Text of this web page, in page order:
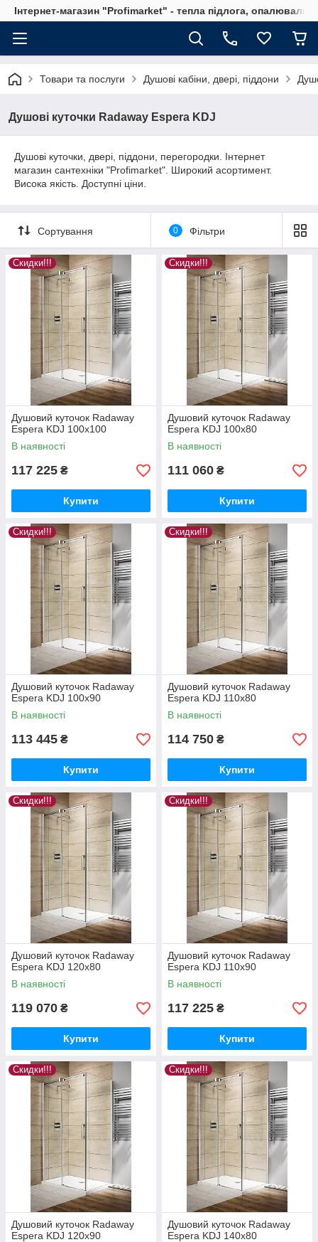
Інтернет-магазин "Profimarket" - тепла підлога,
Товари та послуги Душові кабіни, двері, піддони
Душові куточки Radaway Espera KDJ
Душові куточки, двері, піддони, перегородки. Інтернет
магазин сантехніки "Profimarket". Широкий асортимент.
Висока якість. Доступні ціни.
Сортування 0 Фільтри
Скидки!!!
Душовий куточок Radaway
Espera KDJ 100x100
В наявності
117 225 ₴
Купити
Скидки!!!
Душовий куточок Radaway
Espera KDJ 100x80
В наявності
111 060 ₴
Купити
Скидки!!!
Душовий куточок Radaway
Espera KDJ 100x90
В наявності
113 445 ₴
Купити
Скидки!!!
Душовий куточок Radaway
Espera KDJ 110x80
В наявності
114 750 ₴
Купити
Скидки!!!
Душовий куточок Radaway
Espera KDJ 120x80
В наявності
119 070 ₴
Купити
Скидки!!!
Душовий куточок Radaway
Espera KDJ 110x90
В наявності
117 225 ₴
Купити
Скидки!!!
Душовий куточок Radaway
Espera KDJ 120x90
Скидки!!!
Душовий куточок Radaway
Espera KDJ 140x80